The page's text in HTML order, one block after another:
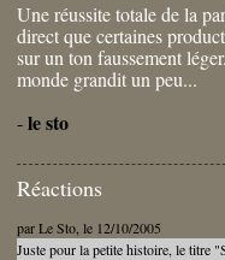
Une réussite totale de la
direct que certaines
sur un ton faussement
monde grandit un peu...
-le sto
Réactions
parLe Sto , le 12/10/2005
Juste pour la petite histoire, le titre